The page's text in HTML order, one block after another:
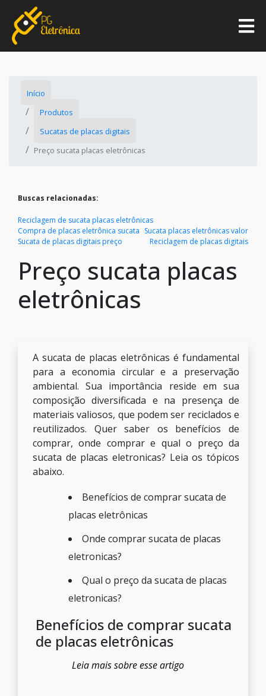
Início
Produtos
Sucatas de placas digitais
Preço sucata placas eletrônicas
Buscas relacionadas:
Reciclagem de sucata placas eletrônicas
Compra de placas eletrônica sucata Sucata placas eletrônicas valor
Sucata de placas digitais preço
Reciclagem de placas digitais
Preço sucata placas
eletrônicas
A sucata de placas eletrônicas é fundamental
para a economia circular e a preservação
ambiental. Sua importância reside em sua
composição diversificada e na presença de
materiais valiosos, que podem ser reciclados e
reutilizados. Quer saber os benefícios de
comprar, onde comprar e qual o preço da
sucata de placas eletronicas? Leia os tópicos
abaixo.
Benefícios de comprar sucata de
placas eletrônicas
Onde comprar sucata de placas
eletronicas?
Qual o preço da sucata de placas
eletronicas?
Benefícios de comprar sucata
de placas eletrônicas